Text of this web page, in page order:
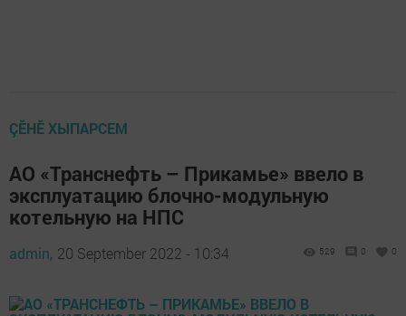
ÇӖНӖ ХЫПАРСЕМ
АО «Транснефть – Прикамье» ввело в
эксплуатацию блочно-модульную
котельную на НПС
admin, 20 September 2022 - 10:34 529 0 0